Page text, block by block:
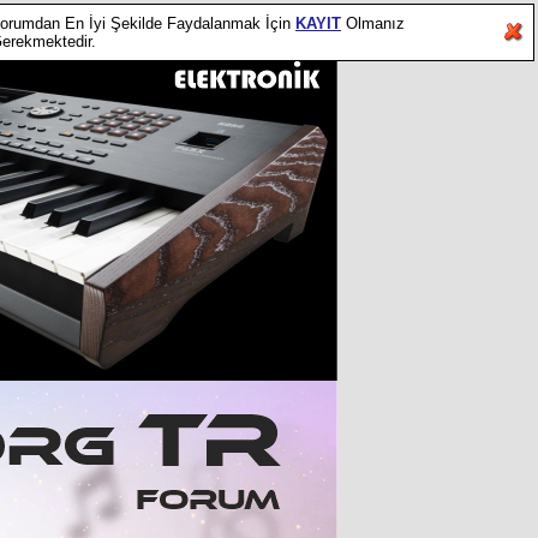
En İyi Şekilde Faydalanmak İçin KAYIT Olmanız